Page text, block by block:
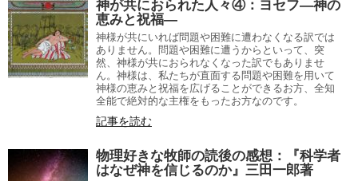
神が共におられた人々④：ヨセフ―神の
恵みと祝福―
神様が共にいれば問題や困難に遭わなくなる訳では
ありません。問題や困難に遭うからといって、突
然、神様が共におられなくなった訳でもありませ
ん。神様は、私たちが直面する問題や困難を用いて
神様の恵みと祝福を広げることができるお方、全知
全能で絶対的な主権をもったお方なのです。
記事を読む
物理好きな牧師の読後の感想：『科学者
はなぜ神を信じるのか』三田一郎著